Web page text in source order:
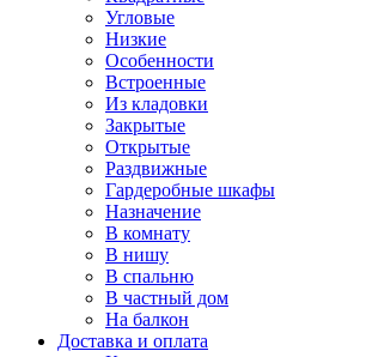
Угловые
Низкие
Особенности
Встроенные
Из кладовки
Закрытые
Открытые
Раздвижные
Гардеробные шкафы
Назначение
В комнату
В нишу
В спальню
В частный дом
На балкон
Доставка и оплата